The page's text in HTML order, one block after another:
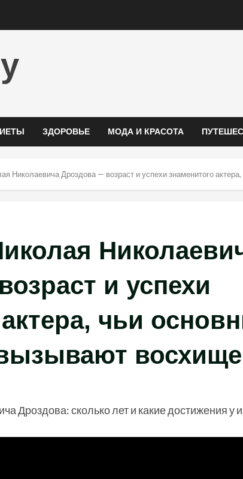
ЗДОРОВЬЕ МОДА И КРАСОТА
Николаевича Дроздова — возраст и успехи знаменитого
и успехи
чьи